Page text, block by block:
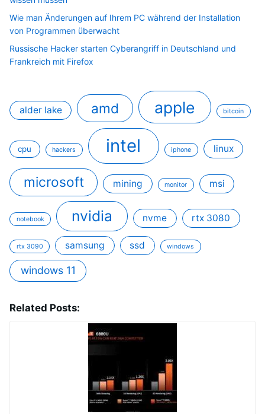
Wie man Änderungen auf Ihrem PC während der Installation
von Programmen überwacht
Russische Hacker starten Cyberangriff in Deutschland und
Frankreich mit Firefox
alder lake amd apple bitcoin
cpu hackers intel iphone linux
microsoft mining monitor msi
notebook nvidia nvme rtx 3080
rtx 3090 samsung ssd windows
windows 11
Related Posts: